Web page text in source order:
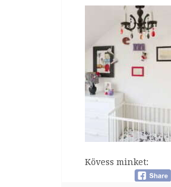
Kövess minket: